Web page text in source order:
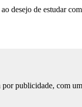
desejo de estudar
publicidade, com